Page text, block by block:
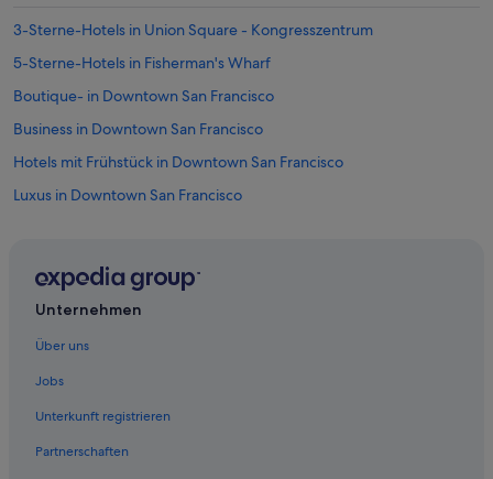
3-Sterne-Hotels in Union Square - Kongresszentrum
5-Sterne-Hotels in Fisherman's Wharf
Boutique- in Downtown San Francisco
Business in Downtown San Francisco
Hotels mit Frühstück in Downtown San Francisco
Luxus in Downtown San Francisco
Günstige in Fisherman's Wharf
Hotels mit Pool in Fisherman's Wharf
Hotels mit Sauna in Fisherman's Wharf
Unternehmen
Über uns
Jobs
Unterkunft registrieren
Partnerschaften